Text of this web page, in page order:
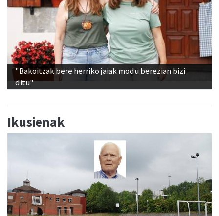
"Bakoitzak bere herriko jaiak modu berezian bizi
ditu"
Ikusienak